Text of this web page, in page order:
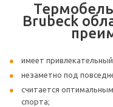
Brubeck
имеет
незаметно под
считается
спорта;